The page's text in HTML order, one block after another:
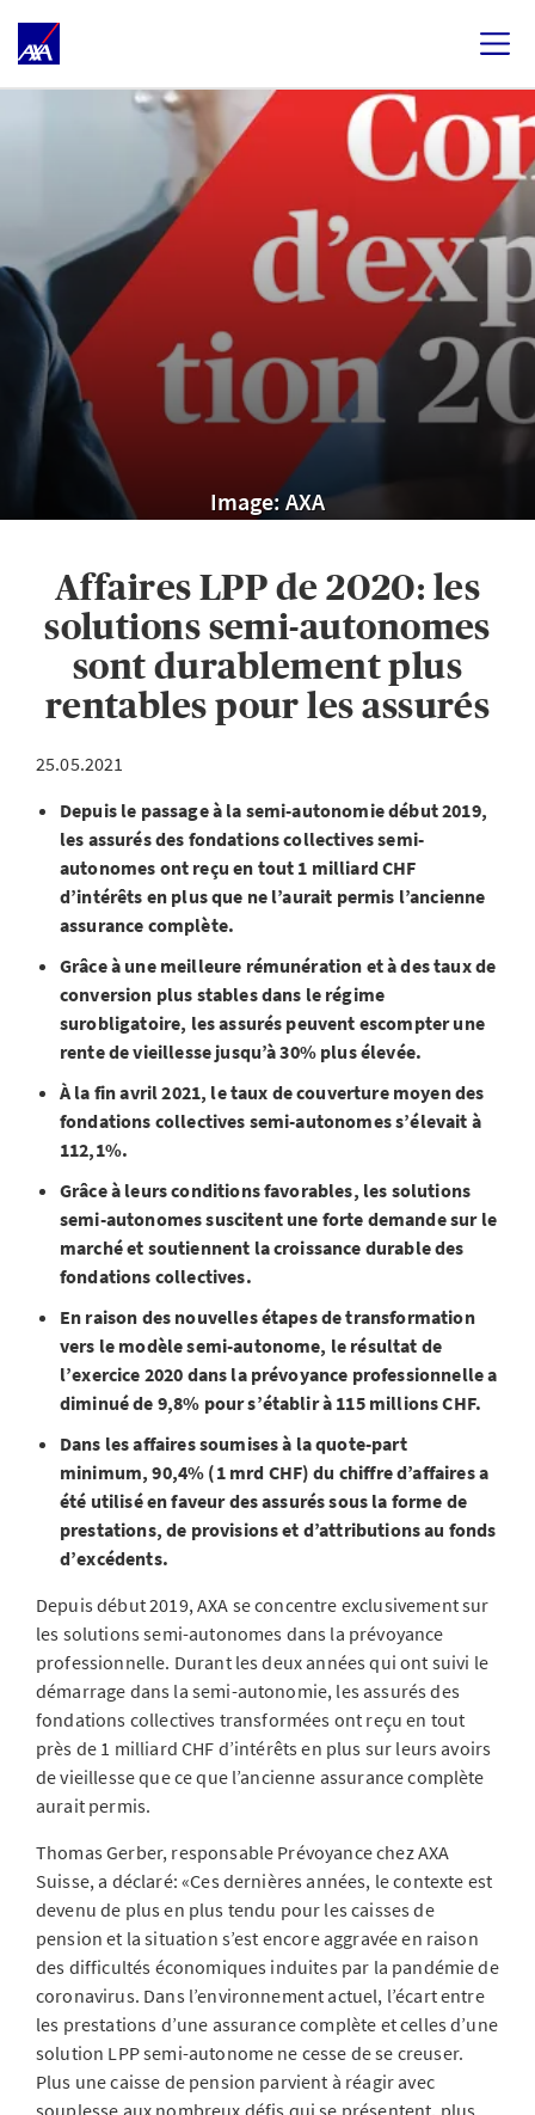
Image: AXA
Affaires LPP de 2020: les
solutions semi-autonomes
sont durablement plus
rentables pour les assurés
25.05.2021
Depuis le passage à la semi-autonomie début 2019,
les assurés des fondations collectives semi-
autonomes ont reçu en tout 1 milliard CHF
d’intérêts en plus que ne l’aurait permis l’ancienne
assurance complète.
Grâce à une meilleure rémunération et à des taux de
conversion plus stables dans le régime
surobligatoire, les assurés peuvent escompter une
rente de vieillesse jusqu’à 30% plus élevée.
À la fin avril 2021, le taux de couverture moyen des
fondations collectives semi-autonomes s’élevait à
112,1%.
Grâce à leurs conditions favorables, les solutions
semi-autonomes suscitent une forte demande sur le
marché et soutiennent la croissance durable des
fondations collectives.
En raison des nouvelles étapes de transformation
vers le modèle semi-autonome, le résultat de
l’exercice 2020 dans la prévoyance professionnelle a
diminué de 9,8% pour s’établir à 115 millions CHF.
Dans les affaires soumises à la quote-part
minimum, 90,4% (1 mrd CHF) du chiffre d’affaires a
été utilisé en faveur des assurés sous la forme de
prestations, de provisions et d’attributions au fonds
d’excédents.
Depuis début 2019, AXA se concentre exclusivement sur
les solutions semi-autonomes dans la prévoyance
professionnelle. Durant les deux années qui ont suivi le
démarrage dans la semi-autonomie, les assurés des
fondations collectives transformées ont reçu en tout
près de 1 milliard CHF d’intérêts en plus sur leurs avoirs
de vieillesse que ce que l’ancienne assurance complète
aurait permis.
Thomas Gerber, responsable Prévoyance chez AXA
Suisse, a déclaré: «Ces dernières années, le contexte est
devenu de plus en plus tendu pour les caisses de
pension et la situation s’est encore aggravée en raison
des difficultés économiques induites par la pandémie de
coronavirus. Dans l’environnement actuel, l’écart entre
les prestations d’une assurance complète et celles d’une
solution LPP semi-autonome ne cesse de se creuser.
Plus une caisse de pension parvient à réagir avec
souplesse aux nombreux défis qui se présentent, plus